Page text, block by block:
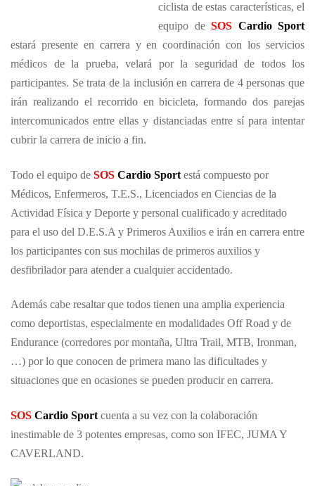
ciclista de estas características, el
equipo de SOS Cardio Sport
estará presente en carrera y en coordinación con los servicios
médicos de la prueba, velará por la seguridad de todos los
participantes. Se trata de la inclusión en carrera de 4 personas que
irán realizando el recorrido en bicicleta, formando dos parejas
intercomunicados entre ellas y distanciadas entre sí para intentar
cubrir la carrera de inicio a fin.
Todo el equipo de SOS Cardio Sport está compuesto por
Médicos, Enfermeros, T.E.S., Licenciados en Ciencias de la
Actividad Física y Deporte y personal cualificado y acreditado
para el uso del D.E.S.A y Primeros Auxilios e irán en carrera entre
los participantes con sus mochilas de primeros auxilios y
desfibrilador para atender a cualquier accidentado.
Además cabe resaltar que todos tienen una amplia experiencia
como deportistas, especialmente en modalidades Off Road y de
Endurance (corredores por montaña, Ultra Trail, MTB, Ironman,
…) por lo que conocen de primera mano las dificultades y
situaciones que en ocasiones se pueden producir en carrera.
SOS Cardio Sport cuenta a su vez con la colaboración
inestimable de 3 potentes empresas, como son IFEC, JUMA Y
CAVERLAND.